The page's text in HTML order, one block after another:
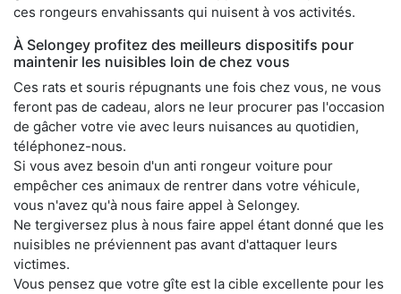
ces rongeurs envahissants qui nuisent à vos activités.
À Selongey profitez des meilleurs dispositifs pour
maintenir les nuisibles loin de chez vous
Ces rats et souris répugnants une fois chez vous, ne vous
feront pas de cadeau, alors ne leur procurer pas l'occasion
de gâcher votre vie avec leurs nuisances au quotidien,
téléphonez-nous.
Si vous avez besoin d'un anti rongeur voiture pour
empêcher ces animaux de rentrer dans votre véhicule,
vous n'avez qu'à nous faire appel à Selongey.
Ne tergiversez plus à nous faire appel étant donné que les
nuisibles ne préviennent pas avant d'attaquer leurs
victimes.
Vous pensez que votre gîte est la cible excellente pour les